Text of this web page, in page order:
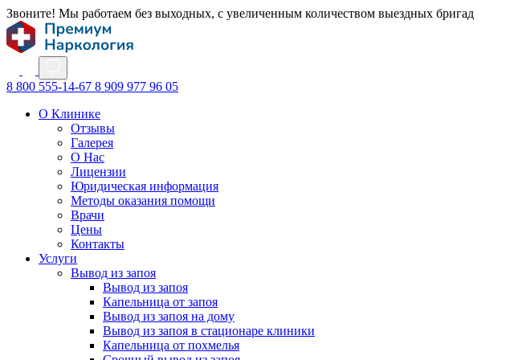
Звоните! Мы работаем без выходных, с увеличенным количеством выездных бригад
8 800 555-14-67 8 909 977 96 05
О Клинике
Отзывы
Галерея
О Нас
Лицензии
Юридическая информация
Методы оказания помощи
Врачи
Цены
Контакты
Услуги
Вывод из запоя
Вывод из запоя
Капельница от запоя
Вывод из запоя на дому
Вывод из запоя в стационаре клиники
Капельница от похмелья